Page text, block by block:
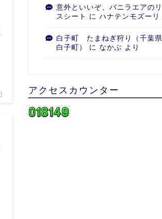
意外といいぞ、バニラエアの
スシート
に ハナテンモズーリ
白子町 たまねぎ狩り（千葉
白子町）
に なかぶ より
アクセスカウンター